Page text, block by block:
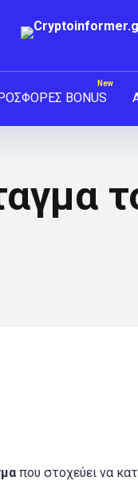
BONUS
που στοχεύει να